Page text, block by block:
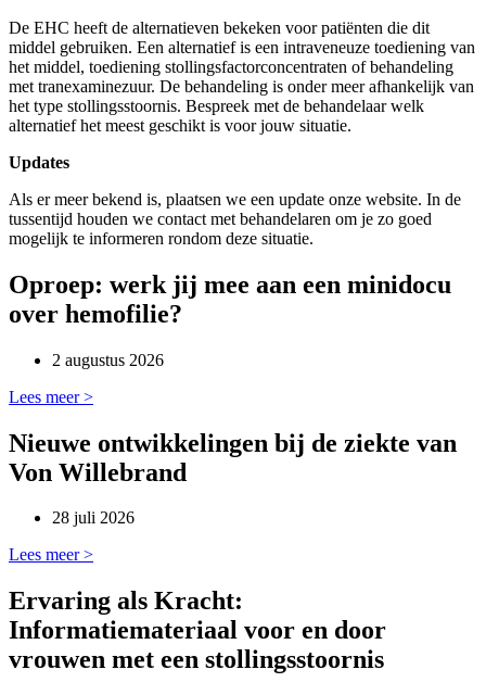
De EHC heeft de alternatieven bekeken voor patiënten die dit
middel gebruiken. Een alternatief is een intraveneuze toediening van
het middel, toediening stollingsfactorconcentraten of behandeling
met tranexaminezuur. De behandeling is onder meer afhankelijk van
het type stollingsstoornis. Bespreek met de behandelaar welk
alternatief het meest geschikt is voor jouw situatie.
Updates
Als er meer bekend is, plaatsen we een update onze website. In de
tussentijd houden we contact met behandelaren om je zo goed
mogelijk te informeren rondom deze situatie.
Oproep: werk jij mee aan een minidocu
over hemofilie?
2 augustus 2026
Lees meer >
Nieuwe ontwikkelingen bij de ziekte van
Von Willebrand
28 juli 2026
Lees meer >
Ervaring als Kracht:
Informatiemateriaal voor en door
vrouwen met een stollingsstoornis